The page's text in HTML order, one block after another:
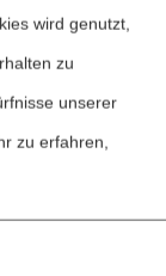
ihrer
viel
wird genutzt,
zu
unserer
zu erfahren,